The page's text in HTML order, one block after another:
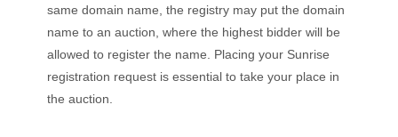
same domain name, the registry may put the domain
name to an auction, where the highest bidder will be
allowed to register the name. Placing your Sunrise
registration request is essential to take your place in
the auction.